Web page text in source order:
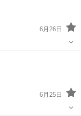
6月26日
6月25日